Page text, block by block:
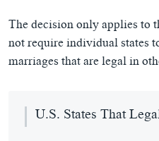
The decision only applies to
not require individual states
marriages that are legal in
U.S. States That